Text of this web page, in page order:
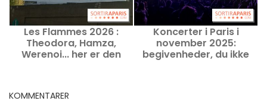
Les Flammes 2026 :
Theodora, Hamza,
Werenoi... her er den
Koncerter i Paris i
november 2025:
begivenheder, du ikke
KOMMENTARER